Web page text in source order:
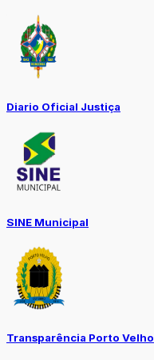
Diario Oficial Justiça
SINE Municipal
Transparência Porto Velho